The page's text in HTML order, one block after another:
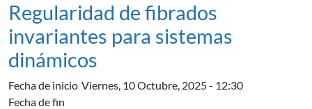
Regularidad de fibrados
invariantes para sistemas
dinámicos
Fecha de inicio Viernes, 10 Octubre, 2025 - 12:30
Fecha de fin